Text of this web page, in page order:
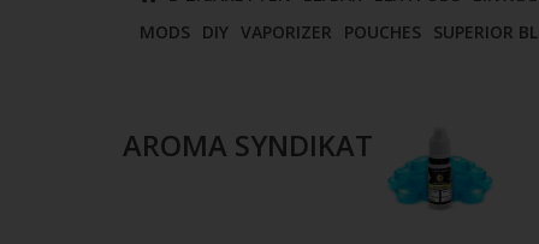
die
Pfeile
MODS DIY VAPORIZER POUCHES SUPERIOR
AROMA SYNDIKAT